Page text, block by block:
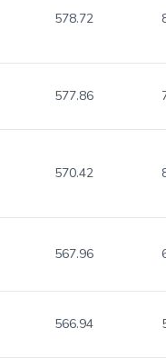
578.72
577.86
570.42
567.96
566.94